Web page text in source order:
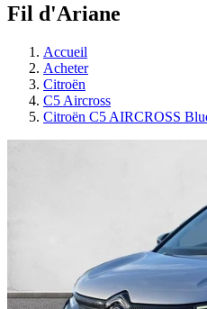
Fil d'Ariane
Accueil
Acheter
Citroën
C5 Aircross
Citroën C5 AIRCROSS